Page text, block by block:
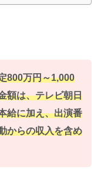
800万円～1,000
額は、テレビ朝日
給に加え、出演番
からの収入を含め